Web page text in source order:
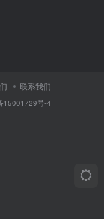
联系我们
15001729号-4